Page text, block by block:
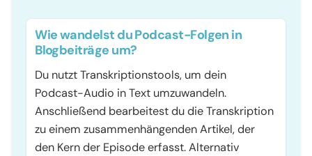
Wie wandelst du Podcast-Folgen in
Blogbeiträge um?
Du nutzt Transkriptionstools, um dein
Podcast-Audio in Text umzuwandeln.
Anschließend bearbeitest du die Transkription
zu einem zusammenhängenden Artikel, der
den Kern der Episode erfasst. Alternativ